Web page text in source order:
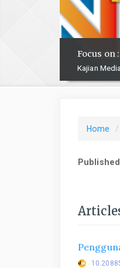
Focus on :
Kajian
Home